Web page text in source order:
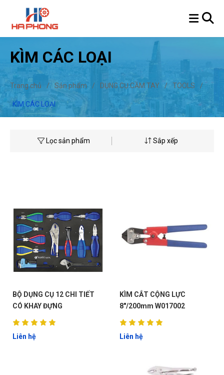
KÌM CÁC LOẠI
Trang chủ / Sản phẩm / DỤNG CỤ CẦM TAY / TOOLS /
KÌM CÁC LOẠI
Lọc sản phẩm Sắp xếp
BỘ DỤNG CỤ 12 CHI TIẾT
CÓ KHAY ĐỰNG
Liên hệ
KÌM CẮT CỘNG LỰC
8"/200mm W017002
Liên hệ